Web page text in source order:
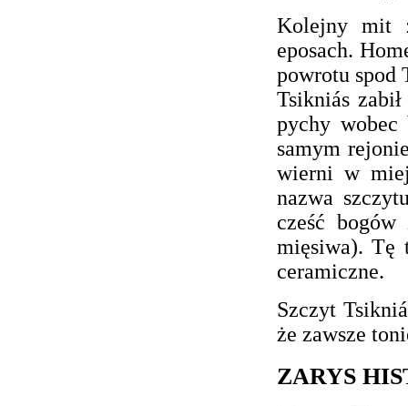
Kolejny mit
eposach.
powrotu spod
Tsikniás
pychy wobec
samym
wierni w
nazwa
cześć
mięsiwa). Tę
ceramiczne.
Szczyt
że zawsze
ZARYS